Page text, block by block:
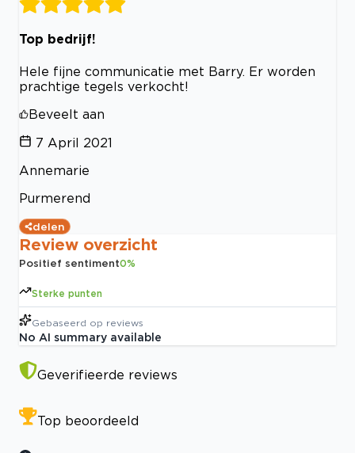
Top bedrijf!
Hele fijne communicatie met Barry. Er worden
prachtige tegels verkocht!
Beveelt aan
7 April 2021
Annemarie
Purmerend
delen
Review overzicht
Positief sentiment0%
Sterke punten
Gebaseerd op reviews
No AI summary available
Geverifieerde reviews
Top beoordeeld